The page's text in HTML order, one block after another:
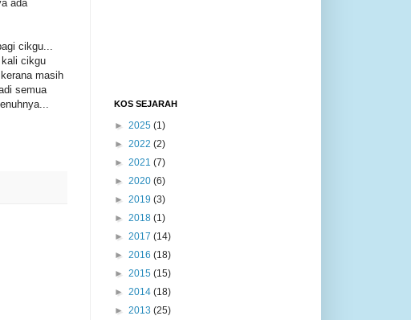
ada
cikgu...
cikgu
masih
semua
KOS SEJARAH
► 2025 (1)
► 2022 (2)
► 2021 (7)
► 2020 (6)
► 2019 (3)
► 2018 (1)
► 2017 (14)
► 2016 (18)
► 2015 (15)
► 2014 (18)
► 2013 (25)